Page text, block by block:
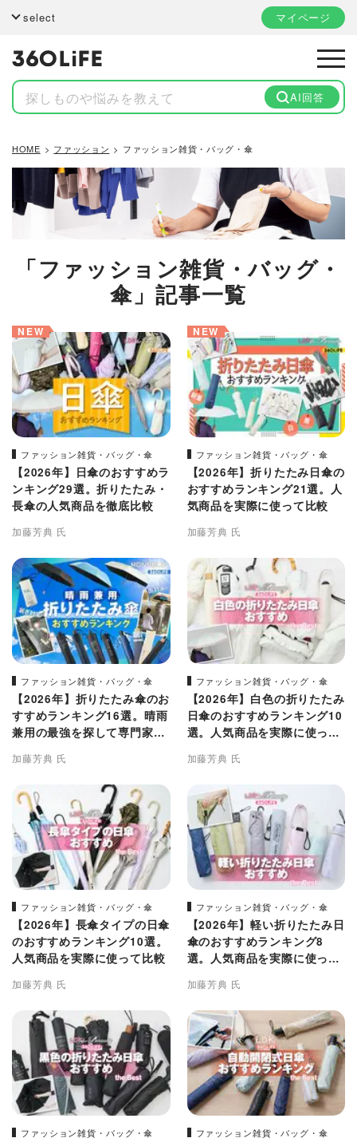
select マイページ
AI回答
HOME ファッション ファッション雑貨・バッグ・傘
「ファッション雑貨・バッグ・
傘」記事一覧
NEW
ファッション雑貨・バッグ・傘
【2026年】日傘のおすすめラ
ンキング29選。折りたたみ・
長傘の人気商品を徹底比較
加藤芳典 氏
NEW
ファッション雑貨・バッグ・傘
【2026年】折りたたみ日傘の
おすすめランキング21選。人
気商品を実際に使って比較
加藤芳典 氏
ファッション雑貨・バッグ・傘
【2026年】折りたたみ傘のお
すすめランキング16選。晴雨
兼用の最強を探して専門家と
加藤芳典 氏
ファッション雑貨・バッグ・傘
【2026年】白色の折りたたみ
日傘のおすすめランキング10
選。人気商品を実際に使って
加藤芳典 氏
ファッション雑貨・バッグ・傘
【2026年】長傘タイプの日傘
のおすすめランキング10選。
人気商品を実際に使って比較
加藤芳典 氏
ファッション雑貨・バッグ・傘
【2026年】軽い折りたたみ日
傘のおすすめランキング8
選。人気商品を実際に使って
加藤芳典 氏
ファッション雑貨・バッグ・傘 ファッション雑貨・バッグ・傘